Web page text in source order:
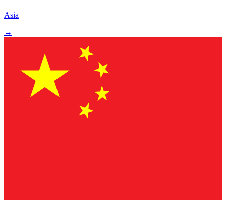
Asia
→